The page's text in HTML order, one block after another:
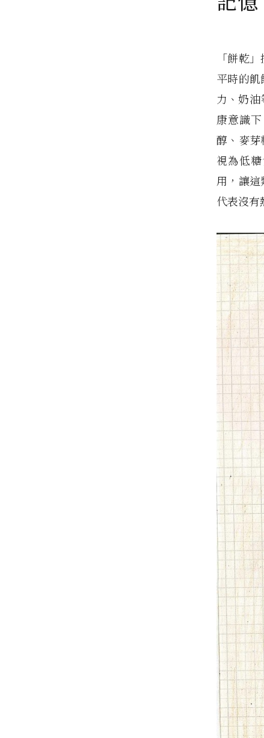
「餅乾
平時的
力、奶
康意識
醇、麥
視為低
用，讓
代表沒有